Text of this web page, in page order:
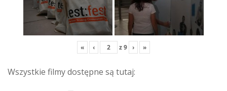
« ‹ z9 › »
Wszystkie filmy dostępne są tutaj: